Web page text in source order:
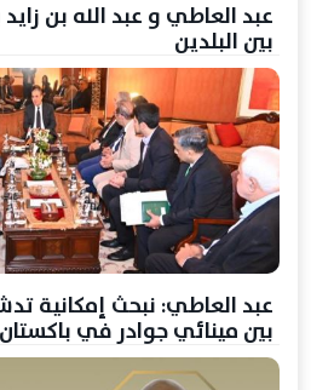
عبد العاطي و عبد الله بن زايد
بين البلدين
عبد العاطي: نبحث إمكانية
بين مينائي جوادر في